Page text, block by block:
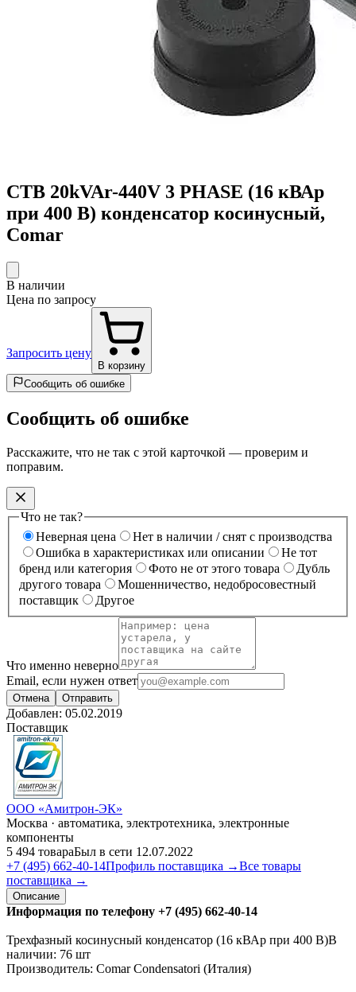
CTB 20kVAr-440V 3 PHASE (16 кВАр
при 400 В) конденсатор косинусный,
Comar
В наличии
Цена по запросу
Запросить цену
В корзину
Сообщить об ошибке
Сообщить об ошибке
Расскажите, что не так с этой карточкой — проверим и
поправим.
Что не так?
Неверная цена
Нет в наличии / снят с производства
Ошибка в характеристиках или описании
Не тот
бренд или категория
Фото не от этого товара
Дубль
другого товара
Мошенничество, недобросовестный
поставщик
Другое
Что именно неверно
Email, если нужен ответ
Отмена Отправить
Добавлен: 05.02.2019
Поставщик
ООО «Амитрон-ЭК»
Москва · автоматика, электротехника, электронные
компоненты
5 494 товараБыл в сети 12.07.2022
+7 (495) 662-40-14Профиль поставщика →Все товары
поставщика →
Описание
Информация по телефону +7 (495) 662-40-14
Трехфазный косинусный конденсатор (16 кВАр при 400 В)В
наличии: 76 шт
Производитель: Comar Condensatori (Италия)